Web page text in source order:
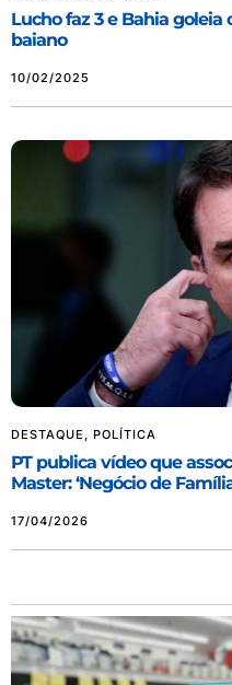
Lucho faz 3 e Bahia goleia
baiano
10/02/2025
DESTAQUE , POLÍTICA
PT publica vídeo que
Master: ‘Negócio de
17/04/2026